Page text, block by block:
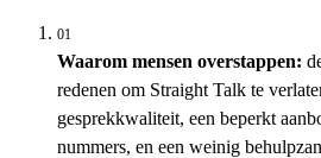
01
Waarom mensen overstappen:
redenen om Straight Talk te
gesprekkwaliteit, een beperkt
nummers, en een weinig